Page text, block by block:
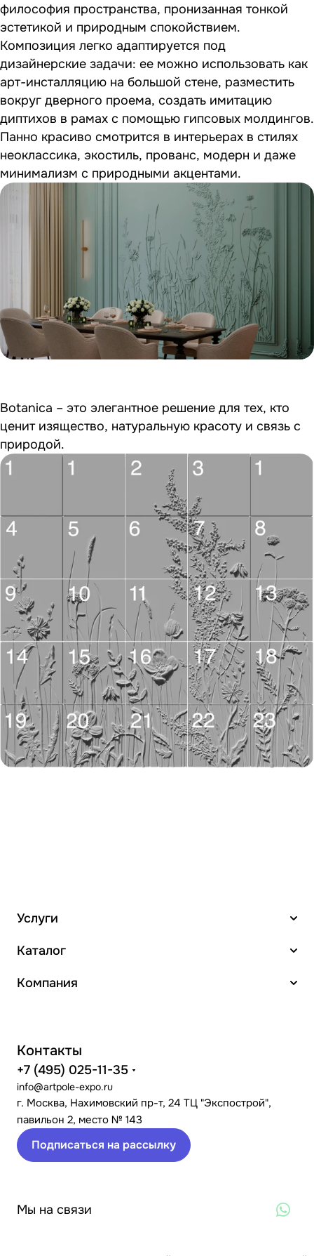
философия пространства, пронизанная тонкой
эстетикой и природным спокойствием.
Композиция легко адаптируется под
дизайнерские задачи: ее можно использовать как
арт-инсталляцию на большой стене, разместить
вокруг дверного проема, создать имитацию
диптихов в рамах с помощью гипсовых молдингов.
Панно красиво смотрится в интерьерах в стилях
неоклассика, экостиль, прованс, модерн и даже
минимализм с природными акцентами.
Botanica – это элегантное решение для тех, кто
ценит изящество, натуральную красоту и связь с
природой.
Услуги
Каталог
Компания
Контакты
+7 (495) 025-11-35
info@artpole-expo.ru
г. Москва, Нахимовский пр-т, 24 ТЦ "Экспострой",
павильон 2, место № 143
Подписаться на рассылку
Мы на связи